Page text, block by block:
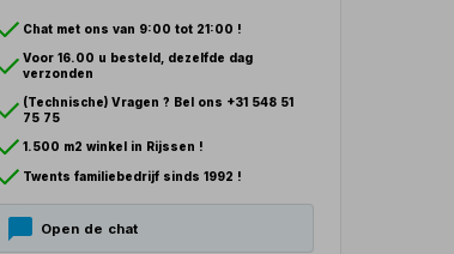
Chat met ons van 9:00 tot 21:00 !
Voor 16.00 u besteld, dezelfde dag
verzonden
(Technische) Vragen ? Bel ons +31 548 51
75 75
1.500 m2 winkel in Rijssen !
Twents familiebedrijf sinds 1992 !
Open de chat